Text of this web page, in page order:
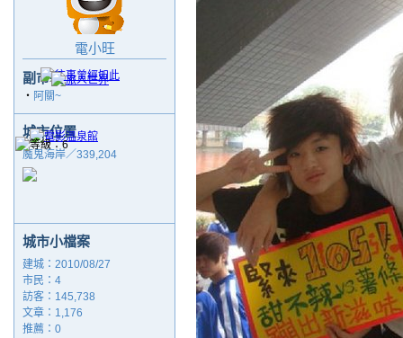
電小旺
副市長
‧ 阿關~
城市位置
魔鬼海岸／339,204
城市小檔案
建城：2010/08/27
市民：4
訪客：145,738
文章：1,176
推薦： 0